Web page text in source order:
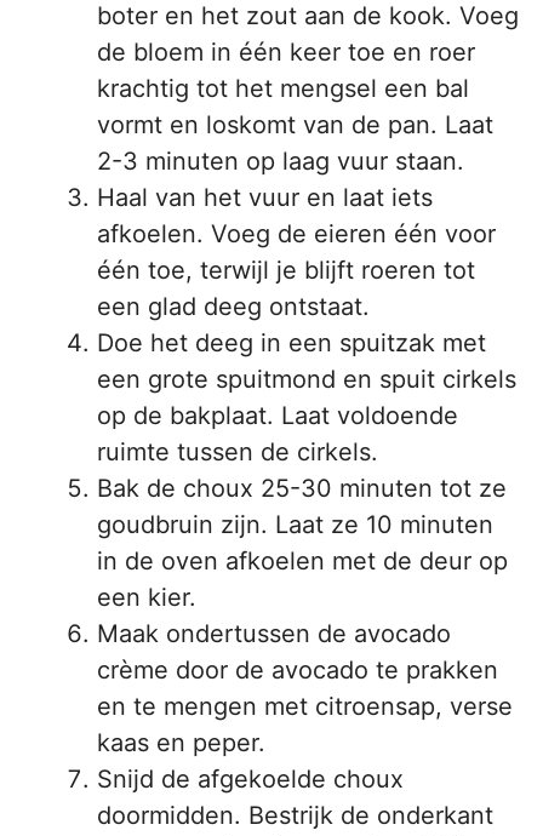
boter en het zout aan de kook. Voeg
de bloem in één keer toe en roer
krachtig tot het mengsel een bal
vormt en loskomt van de pan. Laat
2-3 minuten op laag vuur staan.
Haal van het vuur en laat iets
afkoelen. Voeg de eieren één voor
één toe, terwijl je blijft roeren tot
een glad deeg ontstaat.
Doe het deeg in een spuitzak met
een grote spuitmond en spuit cirkels
op de bakplaat. Laat voldoende
ruimte tussen de cirkels.
Bak de choux 25-30 minuten tot ze
goudbruin zijn. Laat ze 10 minuten
in de oven afkoelen met de deur op
een kier.
Maak ondertussen de avocado
crème door de avocado te prakken
en te mengen met citroensap, verse
kaas en peper.
Snijd de afgekoelde choux
doormidden. Bestrijk de onderkant